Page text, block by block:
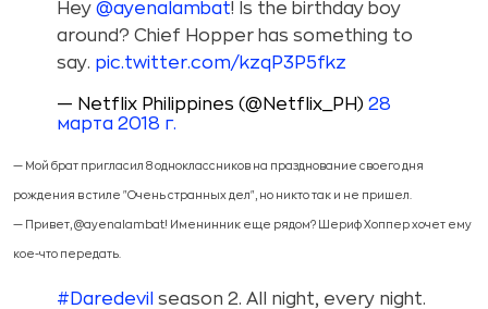
Hey @ayenalambat! Is the birthday boy
around? Chief Hopper has something to
say. pic.twitter.com/kzqP3P5fkz
— Netflix Philippines (@Netflix_PH) 28
марта 2018 г.
— Мой брат пригласил 8 одноклассников на празднование своего дня
рождения в стиле "Очень странных дел", но никто так и не пришел.
— Привет, @ayenalambat! Именинник еще рядом? Шериф Хоппер хочет ему
кое-что передать.
#Daredevil season 2. All night, every night.